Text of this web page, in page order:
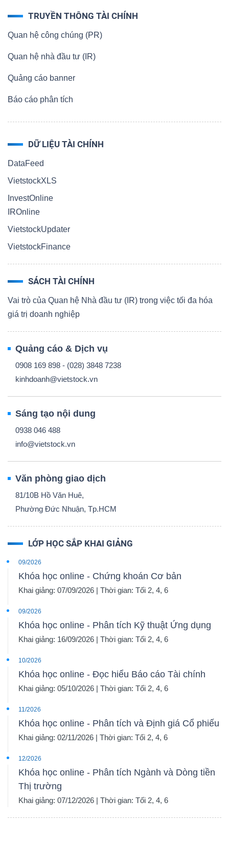
TRUYỀN THÔNG TÀI CHÍNH
Quan hệ công chúng (PR)
Quan hệ nhà đầu tư (IR)
Quảng cáo banner
Báo cáo phân tích
DỮ LIỆU TÀI CHÍNH
DataFeed
VietstockXLS
InvestOnline
IROnline
VietstockUpdater
VietstockFinance
SÁCH TÀI CHÍNH
Vai trò của Quan hệ Nhà đầu tư (IR) trong việc tối đa hóa
giá trị doanh nghiệp
Quảng cáo & Dịch vụ
0908 169 898 - (028) 3848 7238
kinhdoanh@vietstock.vn
Sáng tạo nội dung
0938 046 488
info@vietstock.vn
Văn phòng giao dịch
81/10B Hồ Văn Huê,
Phường Đức Nhuận, Tp.HCM
LỚP HỌC SẮP KHAI GIẢNG
09/2026
Khóa học online - Chứng khoán Cơ bản
Khai giảng: 07/09/2026 | Thời gian: Tối 2, 4, 6
09/2026
Khóa học online - Phân tích Kỹ thuật Ứng dụng
Khai giảng: 16/09/2026 | Thời gian: Tối 2, 4, 6
10/2026
Khóa học online - Đọc hiểu Báo cáo Tài chính
Khai giảng: 05/10/2026 | Thời gian: Tối 2, 4, 6
11/2026
Khóa học online - Phân tích và Định giá Cổ phiếu
Khai giảng: 02/11/2026 | Thời gian: Tối 2, 4, 6
12/2026
Khóa học online - Phân tích Ngành và Dòng tiền
Thị trường
Khai giảng: 07/12/2026 | Thời gian: Tối 2, 4, 6